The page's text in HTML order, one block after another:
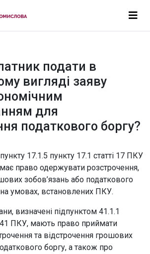
подати в
вигляді заяву
для
податкового боргу?
17.1.5 пункту 17.1 статті 17 ПКУ
право одержувати розстрочення,
зобов’язань або податкового
умовах, встановлених ПКУ.
визначені підпунктом 41.1.1
41 ПКУ, мають право приймати
та відстрочення грошових
боргу, а також про